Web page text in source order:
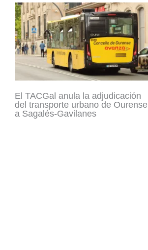
El TACGal anula la adjudicación
del transporte urbano de Ourense
a Sagalés-Gavilanes